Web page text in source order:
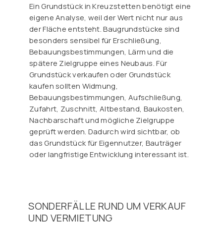
Ein Grundstück in Kreuzstetten benötigt eine
eigene Analyse, weil der Wert nicht nur aus
der Fläche entsteht. Baugrundstücke sind
besonders sensibel für Erschließung,
Bebauungsbestimmungen, Lärm und die
spätere Zielgruppe eines Neubaus. Für
Grundstück verkaufen oder Grundstück
kaufen sollten Widmung,
Bebauungsbestimmungen, Aufschließung,
Zufahrt, Zuschnitt, Altbestand, Baukosten,
Nachbarschaft und mögliche Zielgruppe
geprüft werden. Dadurch wird sichtbar, ob
das Grundstück für Eigennutzer, Bauträger
oder langfristige Entwicklung interessant ist.
SONDERFÄLLE RUND UM VERKAUF
UND VERMIETUNG